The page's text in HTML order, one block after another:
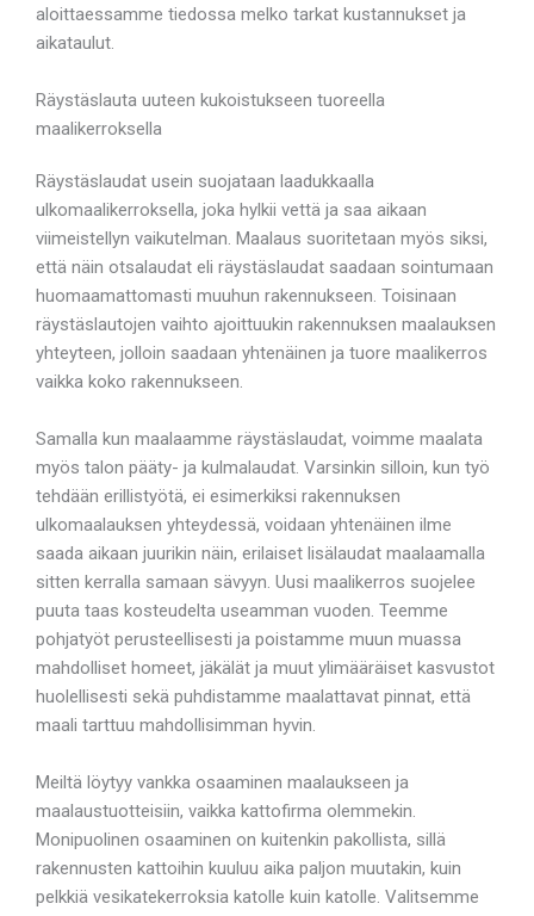
aloittaessamme tiedossa melko tarkat kustannukset ja
aikataulut.
Räystäslauta uuteen kukoistukseen tuoreella
maalikerroksella
Räystäslaudat usein suojataan laadukkaalla
ulkomaalikerroksella, joka hylkii vettä ja saa aikaan
viimeistellyn vaikutelman. Maalaus suoritetaan myös siksi,
että näin otsalaudat eli räystäslaudat saadaan sointumaan
huomaamattomasti muuhun rakennukseen. Toisinaan
räystäslautojen vaihto ajoittuukin rakennuksen maalauksen
yhteyteen, jolloin saadaan yhtenäinen ja tuore maalikerros
vaikka koko rakennukseen.
Samalla kun maalaamme räystäslaudat, voimme maalata
myös talon pääty- ja kulmalaudat. Varsinkin silloin, kun työ
tehdään erillistyötä, ei esimerkiksi rakennuksen
ulkomaalauksen yhteydessä, voidaan yhtenäinen ilme
saada aikaan juurikin näin, erilaiset lisälaudat maalaamalla
sitten kerralla samaan sävyyn. Uusi maalikerros suojelee
puuta taas kosteudelta useamman vuoden. Teemme
pohjatyöt perusteellisesti ja poistamme muun muassa
mahdolliset homeet, jäkälät ja muut ylimääräiset kasvustot
huolellisesti sekä puhdistamme maalattavat pinnat, että
maali tarttuu mahdollisimman hyvin.
Meiltä löytyy vankka osaaminen maalaukseen ja
maalaustuotteisiin, vaikka kattofirma olemmekin.
Monipuolinen osaaminen on kuitenkin pakollista, sillä
rakennusten kattoihin kuuluu aika paljon muutakin, kuin
pelkkiä vesikatekerroksia katolle kuin katolle. Valitsemme